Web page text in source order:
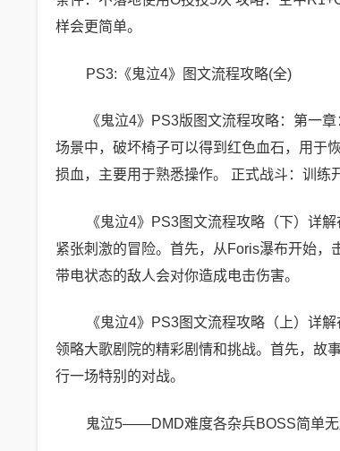
样会更简单。
PS3:《鬼泣4》图文流程攻略(全)
《鬼泣4》PS3版图文流程攻略：第一
场景中，破坏椅子可以得到红色血石，用于
损血，主要用于熟悉操作。 正式战斗：训练
《鬼泣4》PS3图文流程攻略（下）详
紧张刺激的冒险。首先，从Foris瀑布开始
带电状态的敌人会对你造成电击伤害。
《鬼泣4》PS3图文流程攻略（上）详
领略大歌剧院的精彩剧情和挑战。首先，故
行一场特别的对战。
鬼泣5——DMD难度各杂兵BOSS简单无